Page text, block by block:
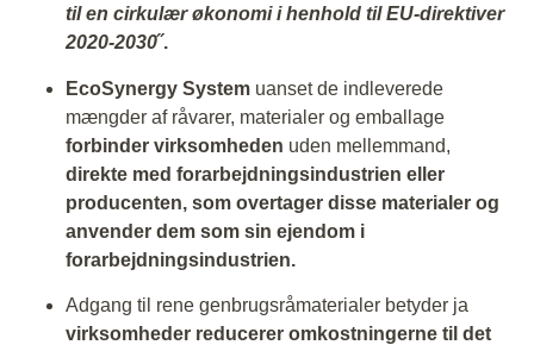
til en cirkulær økonomi i henhold til EU-direktiver
2020-2030˝.
EcoSynergy System uanset de indleverede
mængder af råvarer, materialer og emballage
forbinder virksomheden uden mellemmand,
direkte med forarbejdningsindustrien eller
producenten, som overtager disse materialer og
anvender dem som sin ejendom i
forarbejdningsindustrien.
Adgang til rene genbrugsråmaterialer betyder ja
virksomheder reducerer omkostningerne til det